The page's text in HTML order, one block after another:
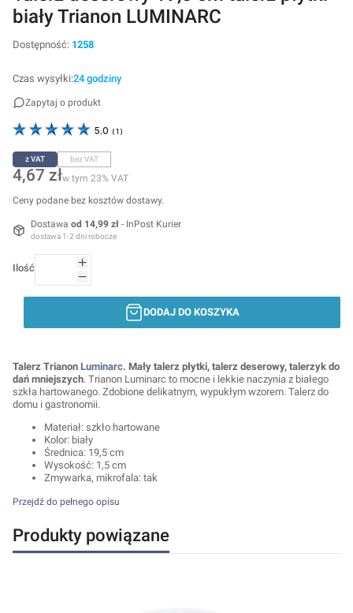
biały Trianon LUMINARC
Dostępność: 1258
Czas wysyłki:24 godziny
Zapytaj o produkt
5.0 ( 1 )
z VAT bez VAT
Cena
4,67 złw tym 23% VAT
w tym 23% VAT
Ceny podane bez kosztów dostawy.
Dostawa od 14,99 zł - InPost Kurier
dostawa 1-2 dni robocze
Ilość
DODAJ DO KOSZYKA
Talerz Trianon Luminarc. Mały talerz płytki, talerz deserowy, talerzyk do
dań mniejszych. Trianon Luminarc to mocne i lekkie naczynia z białego
szkła hartowanego. Zdobione delikatnym, wypukłym wzorem. Talerz do
domu i gastronomii.
Materiał: szkło hartowane
Kolor: biały
Średnica: 19,5 cm
Wysokość: 1,5 cm
Zmywarka, mikrofala: tak
Przejdź do pełnego opisu
Produkty powiązane